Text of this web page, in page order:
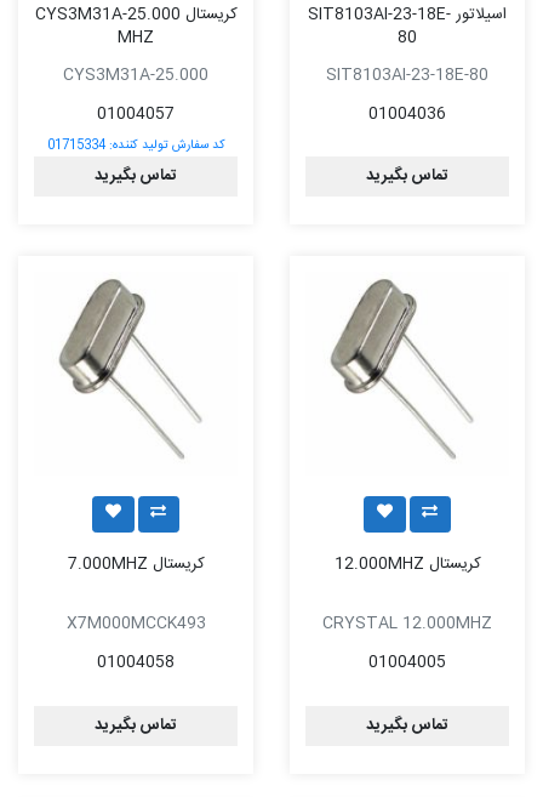
اسیلاتور SIT8103AI-23-18E-
80
SIT8103AI-23-18E-80
01004036
تماس بگیرید
کریستال CYS3M31A-25.000
MHZ
CYS3M31A-25.000
01004057
کد سفارش تولید کننده:01715334
تماس بگیرید
کریستال 12.000MHZ
CRYSTAL 12.000MHZ
01004005
تماس بگیرید
کریستال 7.000MHZ
X7M000MCCK493
01004058
تماس بگیرید